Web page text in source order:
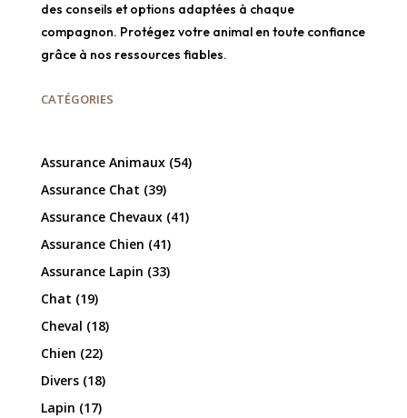
des conseils et options adaptées à chaque
compagnon. Protégez votre animal en toute confiance
grâce à nos ressources fiables.
CATÉGORIES
Assurance Animaux(54)
Assurance Chat (39)
Assurance Chevaux(41)
Assurance Chien (41)
Assurance Lapin (33)
Chat (19)
Cheval (18)
Chien (22)
Divers(18)
Lapin (17)